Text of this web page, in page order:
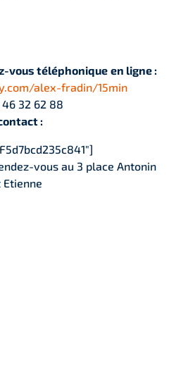
vous téléphonique en ligne :
alex-fradin/15min
46 32 62 88
:
vous au 3 place Antonin